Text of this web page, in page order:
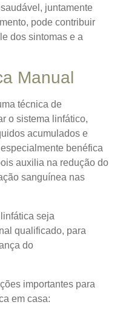
juntamente
pode contribuir
dos sintomas e a
Manual
técnica de
o sistema linfático,
acumulados e
benéfica
auxilia na redução do
sanguínea nas
seja
qualificado, para
do
importantes para
em casa: